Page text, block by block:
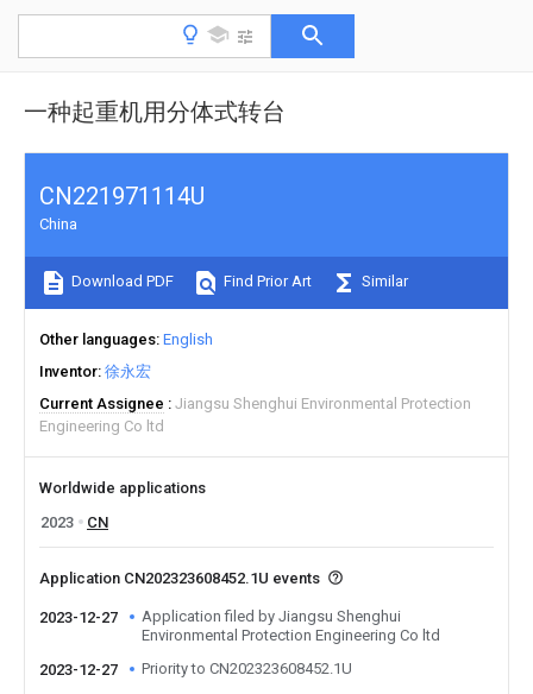
一种起重机用分体式转台
CN221971114U
China
Download PDF Find Prior Art Similar
Other languages English
Inventor 徐永宏
Current Assignee
Jiangsu Shenghui Environmental Protection
Engineering Co ltd
Worldwide applications
2023
CN
Application CN202323608452.1U events
2023-12-27
Application filed by Jiangsu Shenghui
Environmental Protection Engineering Co ltd
2023-12-27
Priority to CN202323608452.1U